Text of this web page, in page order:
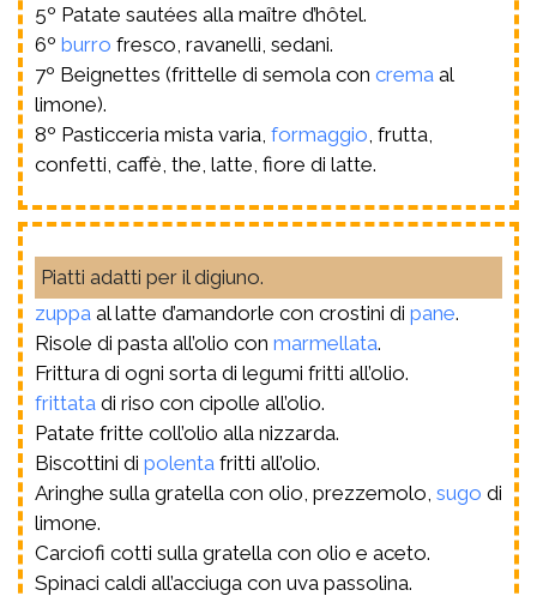
5º Patate sautées alla maître d’hôtel.
6º burro fresco, ravanelli, sedani.
7º Beignettes (frittelle di semola con crema al
limone).
8º Pasticceria mista varia, formaggio , frutta,
confetti, caffè, the, latte, fiore di latte.
Piatti adatti per il digiuno.
zuppa al latte d’amandorle con crostini di pane.
Risole di pasta all’olio con marmellata.
Frittura di ogni sorta di legumi fritti all’olio.
frittata di riso con cipolle all’olio.
Patate fritte coll’olio alla nizzarda.
Biscottini di polenta fritti all’olio.
Aringhe sulla gratella con olio, prezzemolo, sugo di
limone.
Carciofi cotti sulla gratella con olio e aceto.
Spinaci caldi all’acciuga con uva passolina.